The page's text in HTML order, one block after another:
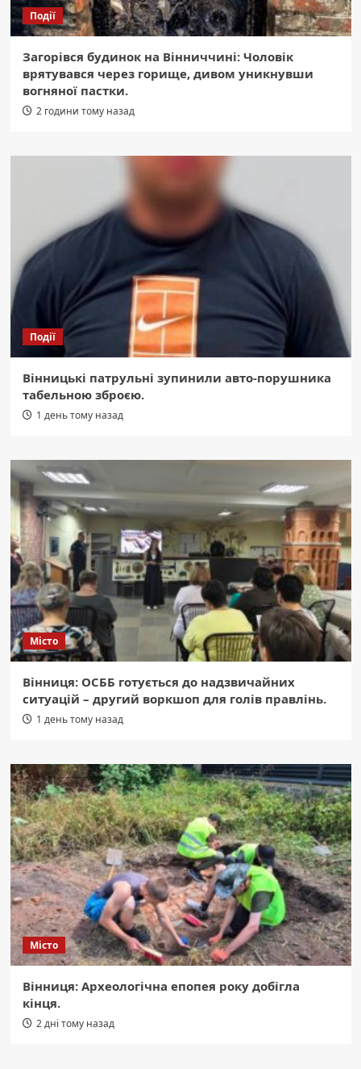
Події
Загорівся будинок на Вінниччині: Чоловік
врятувався через горище, дивом уникнувши
вогняної пастки.
2 години тому назад
Події
Вінницькі патрульні зупинили авто-порушника
табельною зброєю.
1 день тому назад
Місто
Вінниця: ОСББ готується до надзвичайних
ситуацій – другий воркшоп для голів правлінь.
1 день тому назад
Місто
Вінниця: Археологічна епопея року добігла
кінця.
2 дні тому назад